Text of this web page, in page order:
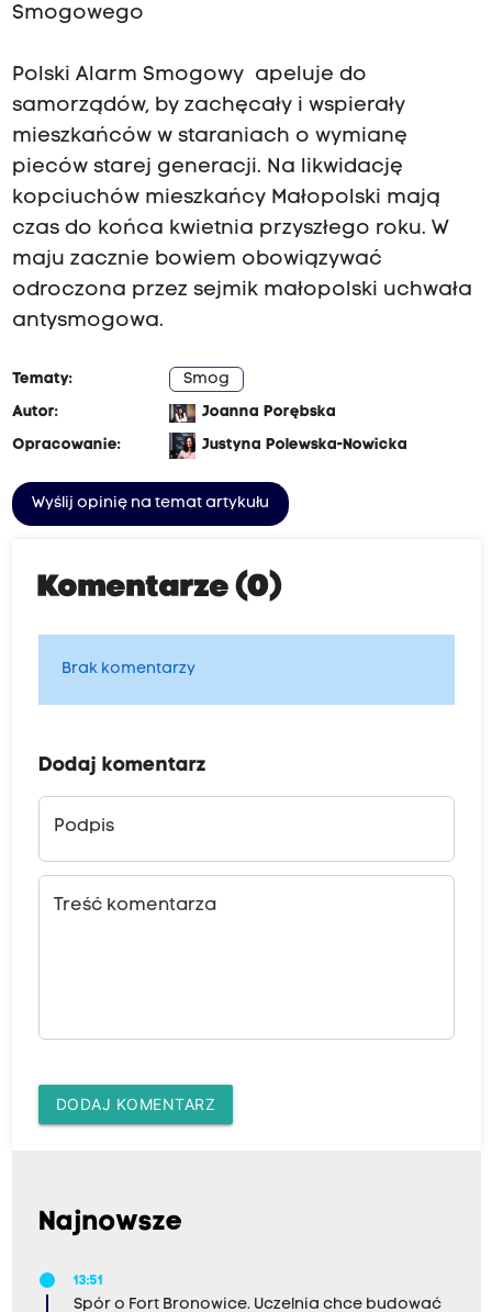
Smogowego
Polski Alarm Smogowy apeluje do
samorządów, by zachęcały i wspierały
mieszkańców w staraniach o wymianę
pieców starej generacji. Na likwidację
kopciuchów mieszkańcy Małopolski mają
czas do końca kwietnia przyszłego roku. W
maju zacznie bowiem obowiązywać
odroczona przez sejmik małopolski uchwała
antysmogowa.
Tematy:
Smog
Autor:
Joanna Porębska
Opracowanie:
Justyna Polewska-Nowicka
Wyślij opinię na temat artykułu
Komentarze (0)
Brak komentarzy
Dodaj komentarz
Podpis
Treść komentarza
DODAJ KOMENTARZ
Najnowsze
13:51
Spór o Fort Bronowice. Uczelnia chce budować